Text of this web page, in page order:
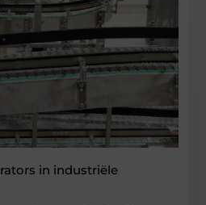
in industriële